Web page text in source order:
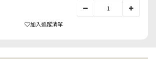
加入追蹤清單